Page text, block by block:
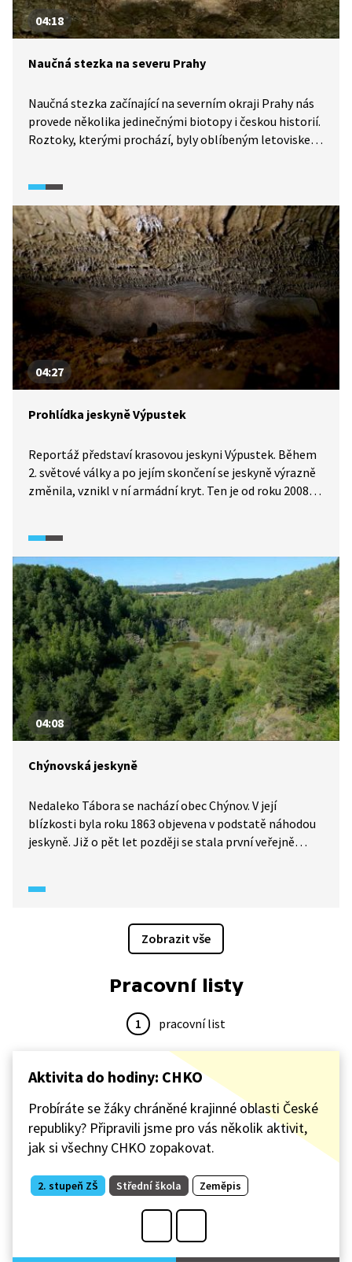
04:18
Naučná stezka na severu Prahy
Naučná stezka začínající na severním okraji Prahy nás
provede několika jedinečnými biotopy i českou historií.
Roztoky, kterými prochází, byly oblíbeným letoviskem
A budete mít rozhodně co pozorovat. Podívejte se,
kam se vydat z Prahy na nedělní výlet.
04:27
Prohlídka jeskyně Výpustek
Reportáž představí krasovou jeskyni Výpustek. Během
2. světové války a po jejím skončení se jeskyně výrazně
změnila, vznikl v ní armádní kryt. Ten je od roku 2008
před vybudováním armádního prostoru a vypráví více
příběhů.
04:08
Chýnovská jeskyně
Nedaleko Tábora se nachází obec Chýnov. V její
blízkosti byla roku 1863 objevena v podstatě náhodou
jeskyně. Již o pět let později se stala první veřejně
na obrovskou barevnou bohatost vápenců.
Zobrazit vše
Pracovní listy
1 pracovní list
Aktivita do hodiny: CHKO
Probíráte se žáky chráněné krajinné oblasti České
republiky? Připravili jsme pro vás několik aktivit,
jak si všechny CHKO zopakovat.
2. stupeň ZŠ Střední škola Zeměpis